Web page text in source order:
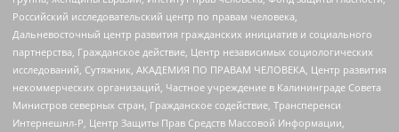
Российский исследовательский центр по правам человека,
Дальневосточный центр развития гражданских инициатив и социального
партнерства, Гражданское действие, Центр независимых социологических
исследований, Сутяжник, АКАДЕМИЯ ПО ПРАВАМ ЧЕЛОВЕКА, Центр развития
некоммерческих организаций, Частное учреждение в Калининграде Совета
Министров северных стран, Гражданское содействие, Трансперенси
Интернешнл-Р, Центр Защиты Прав Средств Массовой Информации,